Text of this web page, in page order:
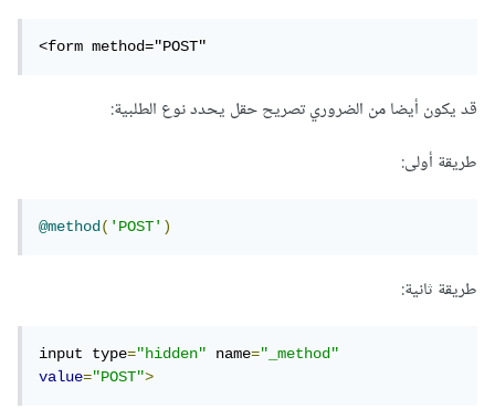
<form method="POST"
قد يكون أيضا من الضروري تصريح حقل يحدد نوع الطلبية:
طريقة أولى:
@method('POST')
طريقة ثانية:
input type="hidden" name="_method"
value="POST">